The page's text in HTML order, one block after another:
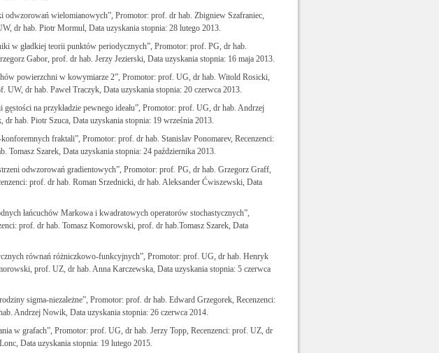
odwzorowań wielomianowych”, Promotor: prof. dr hab. Zbigniew Szafraniec,
dr hab. Piotr Mormul, Data uzyskania stopnia: 28 lutego 2013.
w gładkiej teorii punktów periodycznych”, Promotor: prof. PG, dr hab.
Gabor, prof. dr hab. Jerzy Jezierski, Data uzyskania stopnia: 16 maja 2013.
powierzchni w kowymiarze 2”, Promotor: prof. UG, dr hab. Witold Rosicki,
dr hab. Paweł Traczyk, Data uzyskania stopnia: 20 czerwca 2013.
gęstości na przykładzie pewnego ideału”, Promotor: prof. UG, dr hab. Andrzej
hab. Piotr Szuca, Data uzyskania stopnia: 19 września 2013.
fraktali”, Promotor: prof. dr hab. Stanislav Ponomarev, Recenzenci:
Tomasz Szarek, Data uzyskania stopnia: 24 października 2013.
odwzorowań gradientowych”, Promotor: prof. PG, dr hab. Grzegorz Graff,
prof. dr hab. Roman Srzednicki, dr hab. Aleksander Ćwiszewski, Data
łańcuchów Markowa i kwadratowych operatorów stochastycznych”,
prof. dr hab. Tomasz Komorowski, prof. dr hab.Tomasz Szarek, Data
równań różniczkowo-funkcyjnych”, Promotor: prof. UG, dr hab. Henryk
prof. UZ, dr hab. Anna Karczewska, Data uzyskania stopnia: 5 czerwca
sigma-niezależne”, Promotor: prof. dr hab. Edward Grzegorek, Recenzenci:
Andrzej Nowik, Data uzyskania stopnia: 26 czerwca 2014.
w grafach”, Promotor: prof. UG, dr hab. Jerzy Topp, Recenzenci: prof. UZ, dr
Data uzyskania stopnia: 19 lutego 2015.